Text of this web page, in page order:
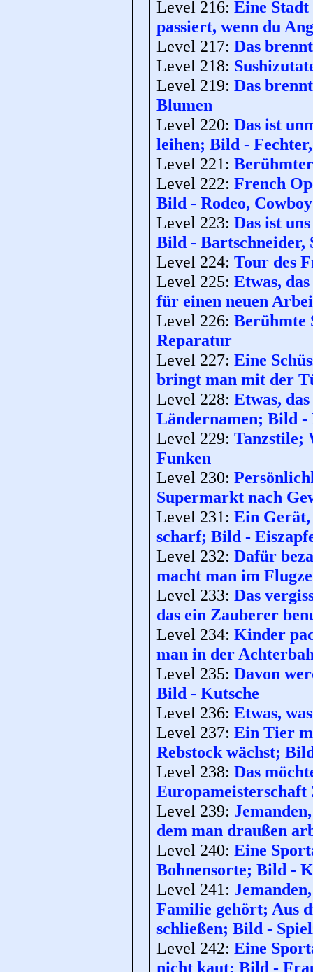
Level 216: Eine
passiert, wenn du
Level 217: Das
Level 218:
Level 219: Das
Blumen
Level 220: Das ist
leihen; Bild -
Level 221:
Level 222: French
Bild - Rodeo, Cowboy
Level 223: Das ist
Bild - Bartschneider,
Level 224: Tour des
Level 225: Etwas,
für einen neuen
Level 226: Berühmte
Reparatur
Level 227: Eine
bringt man mit der
Level 228: Etwas,
Ländernamen; Bild -
Level 229: Tanzstile;
Funken
Level 230:
Supermarkt nach
Level 231: Ein Gerät,
scharf; Bild -
Level 232: Dafür
macht man im
Level 233: Das
das ein Zauberer
Level 234: Kinder
man in der
Level 235: Davon
Bild - Kutsche
Level 236: Etwas,
Level 237: Ein Tier
Rebstock wächst;
Level 238: Das
Level 239:
dem man draußen
Level 240: Eine
Bohnensorte; Bild -
Level 241:
Familie gehört; Aus
schließen; Bild -
Level 242: Eine
nicht kaut; Bild -